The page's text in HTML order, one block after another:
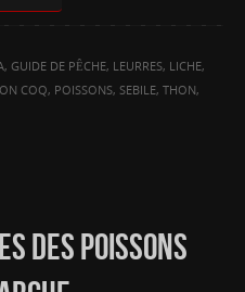
, GUIDE DE PÊCHE, LEURRES, LICHE,
COQ, POISSONS, SEBILE, THON,
DES POISSONS